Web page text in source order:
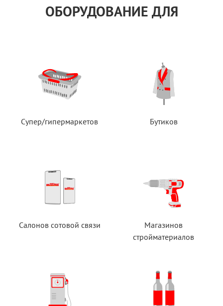
ОБОРУДОВАНИЕ ДЛЯ
Супер/гипермаркетов Бутиков
Салонов сотовой связи
Магазинов
стройматериалов